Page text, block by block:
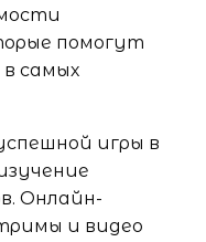
помогут
самых
игры в
Онлайн-
и видео